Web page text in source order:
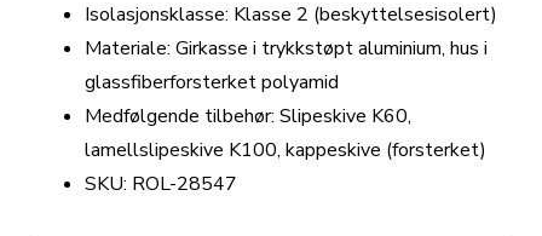
Isolasjonsklasse: Klasse 2 (beskyttelsesisolert)
Materiale: Girkasse i trykkstøpt aluminium, hus i
glassfiberforsterket polyamid
Medfølgende tilbehør: Slipeskive K60,
lamellslipeskive K100, kappeskive (forsterket)
SKU: ROL-28547